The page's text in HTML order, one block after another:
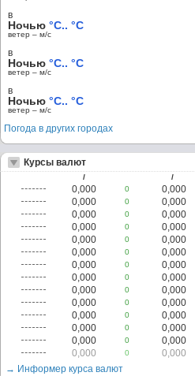
в
Ночью °C.. °C
ветер – м/c
в
Ночью °C.. °C
ветер – м/c
в
Ночью °C.. °C
ветер – м/c
Погода в других городах
Курсы валют
/ /
0,000 0
0,000
0,000
0
0,000
0,000
0
0,000
0,000
0
0,000
0,000
0
0,000
0,000
0
0,000
0,000
0
0,000
0,000
0
0,000
0,000
0
0,000
0,000
0
0,000
0,000
0
0,000
0,000
0
0,000
0,000
0
0,000
0,000
0
0,000
→ Информер курса валют